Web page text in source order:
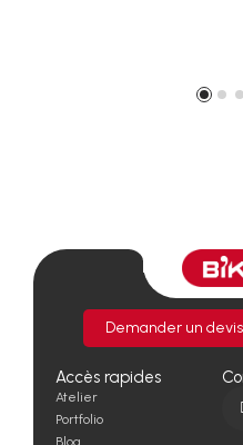
Demander un devis
Accès rapides
Atelier
Portfolio